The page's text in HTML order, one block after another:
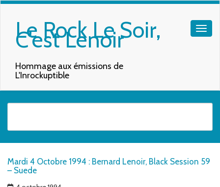
Le Rock Le Soir,
C'est Lenoir
Hommage aux émissions de
L'Inrockuptible
Mardi 4 Octobre 1994 : Bernard Lenoir, Black Session 59
– Suede